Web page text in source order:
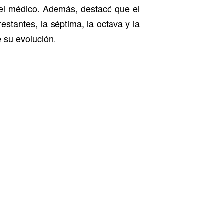
médico. Además, destacó que el
la séptima, la octava y la
su evolución.